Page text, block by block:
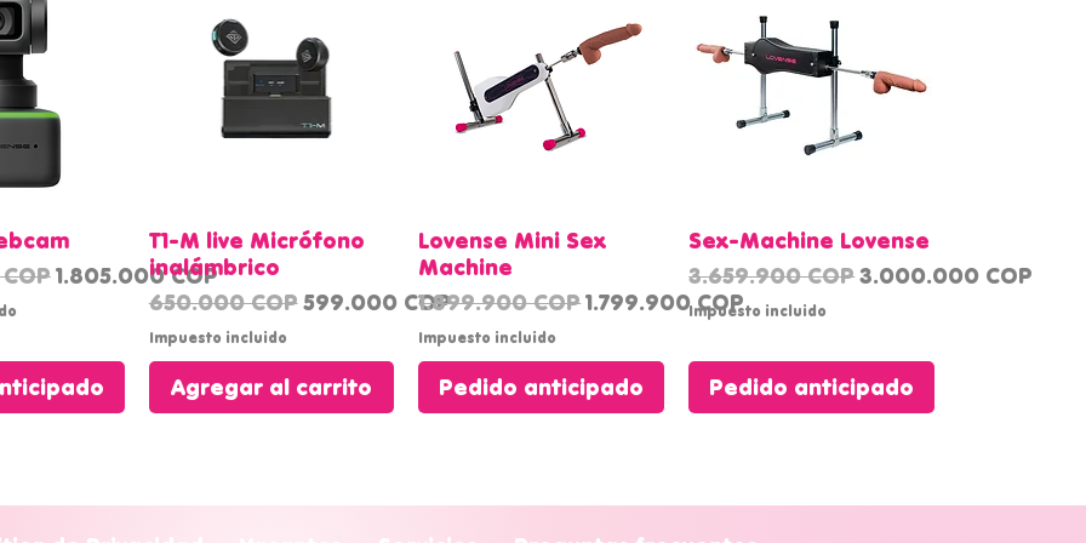
Precio de oferta
1.805.000 COP
Vista rápida
T1-M live Micrófono
inalámbrico
Precio
650.000 COPPrecio de oferta
599.000 COP
Impuesto incluido
Agregar al carrito
Vista rápida
Lovense Mini Sex
Machine
Precio
1.899.900 COPPrecio de oferta
1.799.900 COP
Impuesto incluido
Pedido anticipado
Vista rápida
Sex-Machine Lovense
Precio
3.659.900 COPPrecio de oferta
3.000.000 COP
Impuesto incluido
Pedido anticipado